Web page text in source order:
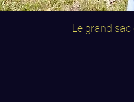
Le grand